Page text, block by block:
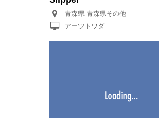
青森県 青森県その他
アーツトワダ